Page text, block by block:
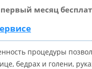
месяц
процедуры
бедрах и голени,